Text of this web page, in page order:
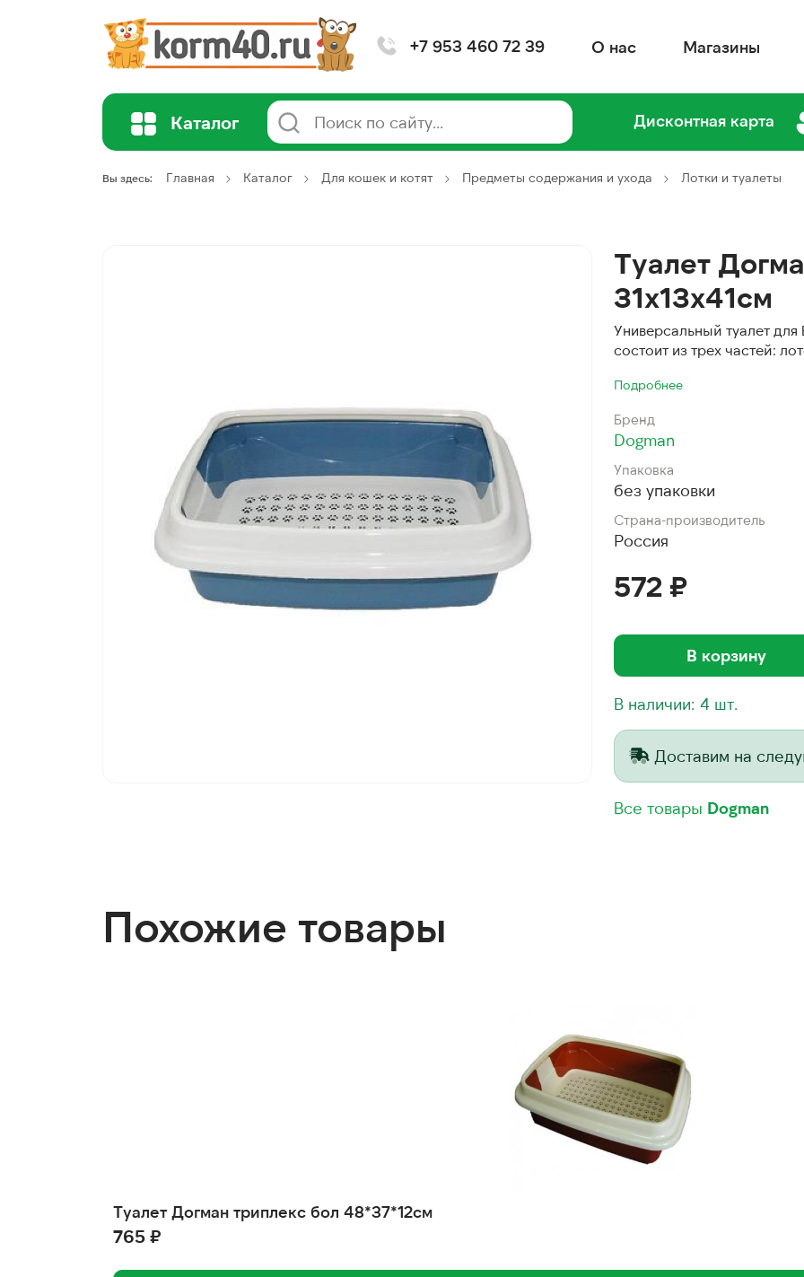
+7 953 460 72 39 О нас Магазины
Каталог Дисконтная карта
Вы здесь: Главная Каталог Для кошек и котят Предметы содержания и ухода Лотки и туалеты
Туалет
31х13х41см
Универсальный туалет для
состоит из трех частей:
Подробнее
Бренд
Dogman
Упаковка
без упаковки
Страна-производитель
Россия
572 ₽
В корзину
В наличии: 4 шт.
Доставим на
Все товары Dogman
Похожие товары
Туалет Догман триплекс бол 48*37*12см
765 ₽